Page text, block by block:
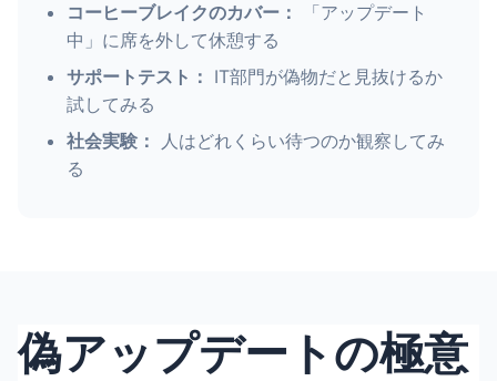
コーヒーブレイクのカバー：
「アップデート
中」に席を外して休憩する
サポートテスト： IT部門が偽物だと見抜けるか
試してみる
社会実験：
人はどれくらい待つのか観察してみ
る
偽アップデートの極意